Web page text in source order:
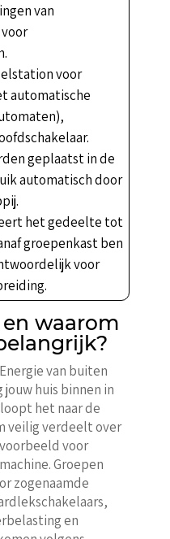
van
voor
automatische
geplaatst in de
automatisch door
het gedeelte tot
groepenkast ben
voor
waarom
van buiten
huis binnen in
het naar de
veilig verdeelt over
voor
Groepen
zogenaamde
en